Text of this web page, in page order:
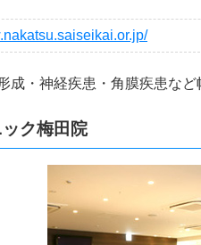
成・神経疾患・角膜疾患など
ク梅田院